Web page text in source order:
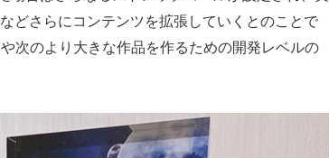
どさらにコンテンツを拡張していくとのことで
次のより大きな作品を作るための開発レベルの